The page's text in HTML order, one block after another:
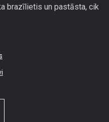
brazīlietis un pastāsta, cik